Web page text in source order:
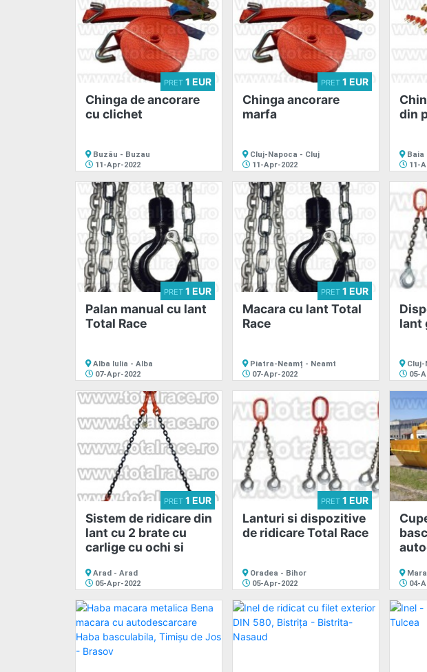
Chinga de ancorare
cu clichet
PRET 1 EUR
Buzău - Buzau
11-Apr-2022
Chinga ancorare
marfa
PRET 1 EUR
Cluj-Napoca - Cluj
11-Apr-2022
din
Baia
11-
Palan manual cu lant
Total Race
PRET 1 EUR
Alba Iulia - Alba
07-Apr-2022
Macara cu lant Total
Race
PRET 1 EUR
Piatra-Neamț - Neamt
07-Apr-2022
lant
Cluj-
05-
Sistem de ridicare din
lant cu 2 brate cu
carlige cu ochi si
PRET 1 EUR
Arad - Arad
05-Apr-2022
Lanturi si dispozitive
de ridicare Total Race
PRET 1 EUR
Oradea - Bihor
05-Apr-2022
Mara
04-